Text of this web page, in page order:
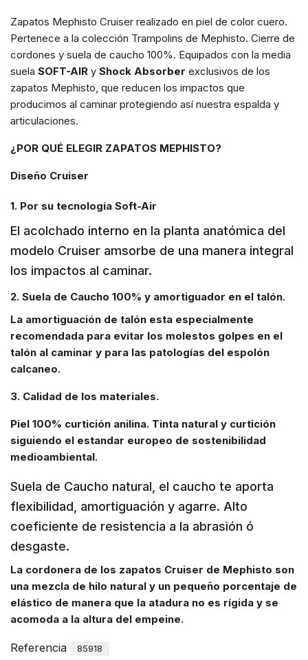
Zapatos Mephisto Cruiser realizado en piel de color cuero.
Pertenece a la colección Trampolins de Mephisto. Cierre de
cordones y suela de caucho 100%. Equipados con la media
suela SOFT-AIR y Shock Absorber exclusivos de los
zapatos Mephisto, que reducen los impactos que
producimos al caminar protegiendo así nuestra espalda y
articulaciones.
¿POR QUÉ ELEGIR ZAPATOS MEPHISTO?
Diseño Cruiser
1. Por su tecnología Soft-Air
El acolchado interno en la planta anatómica del
modelo Cruiser amsorbe de una manera integral
los impactos al caminar.
2. Suela de Caucho 100% y amortiguador en el talón.
La amortiguación de talón esta especialmente
recomendada para evitar los molestos golpes en el
talón al caminar y para las patologías del espolón
calcaneo.
3. Calidad de los materiales.
Piel 100% curtición anilina. Tinta natural y curtición
siguiendo el estandar europeo de sostenibilidad
medioambiental.
Suela de Caucho natural, el caucho te aporta
flexibilidad, amortiguación y agarre. Alto
coeficiente de resistencia a la abrasión ó
desgaste.
La cordonera de los zapatos Cruiser de Mephisto son
una mezcla de hilo natural y un pequeño porcentaje de
elástico de manera que la atadura no es rígida y se
acomoda a la altura del empeine.
Referencia 85918